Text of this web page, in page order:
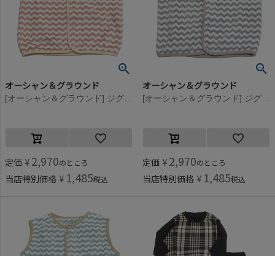
オーシャン＆グラウンド
[オーシャン＆グラウンド] ジグザグフリーススリーパー ピンク(PK)
定価 ¥ 2,970のところ
当店特別価格 ¥ 1,485税込
オーシャン＆グラウンド
[オーシャン＆グラウンド] ジグザグフリーススリーパー グレー(GY)
定価 ¥ 2,970のところ
当店特別価格 ¥ 1,485税込